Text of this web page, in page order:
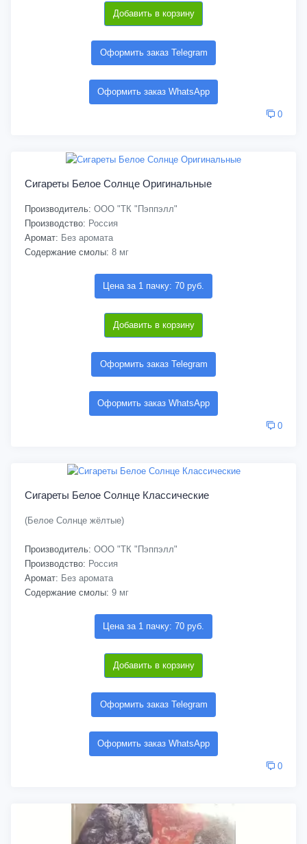
Добавить в корзину
Оформить заказ Telegram
Оформить заказ WhatsApp
0
Сигареты Белое Солнце Оригинальные
Производитель: ООО "ТК "Пэппэлл"
Производство: Россия
Аромат: Без аромата
Содержание смолы: 8 мг
Цена за 1 пачку: 70 руб.
Добавить в корзину
Оформить заказ Telegram
Оформить заказ WhatsApp
0
Сигареты Белое Солнце Классические
(Белое Солнце жёлтые)
Производитель: ООО "ТК "Пэппэлл"
Производство: Россия
Аромат: Без аромата
Содержание смолы: 9 мг
Цена за 1 пачку: 70 руб.
Добавить в корзину
Оформить заказ Telegram
Оформить заказ WhatsApp
0